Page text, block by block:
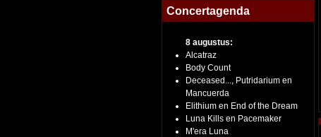
Concertagenda
8 augustus:
Alcatraz
Body Count
Deceased..., Putridarium en
Mancuerda
Elithium en End of the Dream
Luna Kills en Pacemaker
M'era Luna